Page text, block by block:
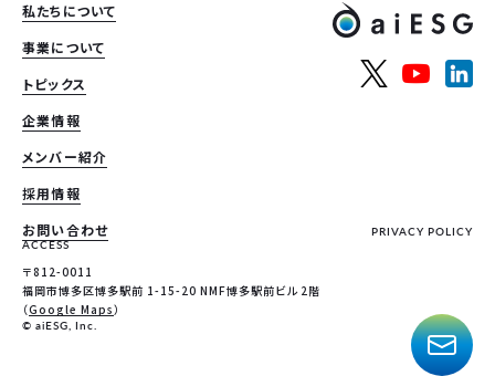
私たちについて
事業について
トピックス
企業情報
メンバー紹介
採用情報
お問い合わせ
PRIVACY POLICY
ACCESS
〒812-0011
福岡市博多区博多駅前 1-15-20 NMF博多駅前ビル 2階
（Google Maps）
© aiESG, Inc.